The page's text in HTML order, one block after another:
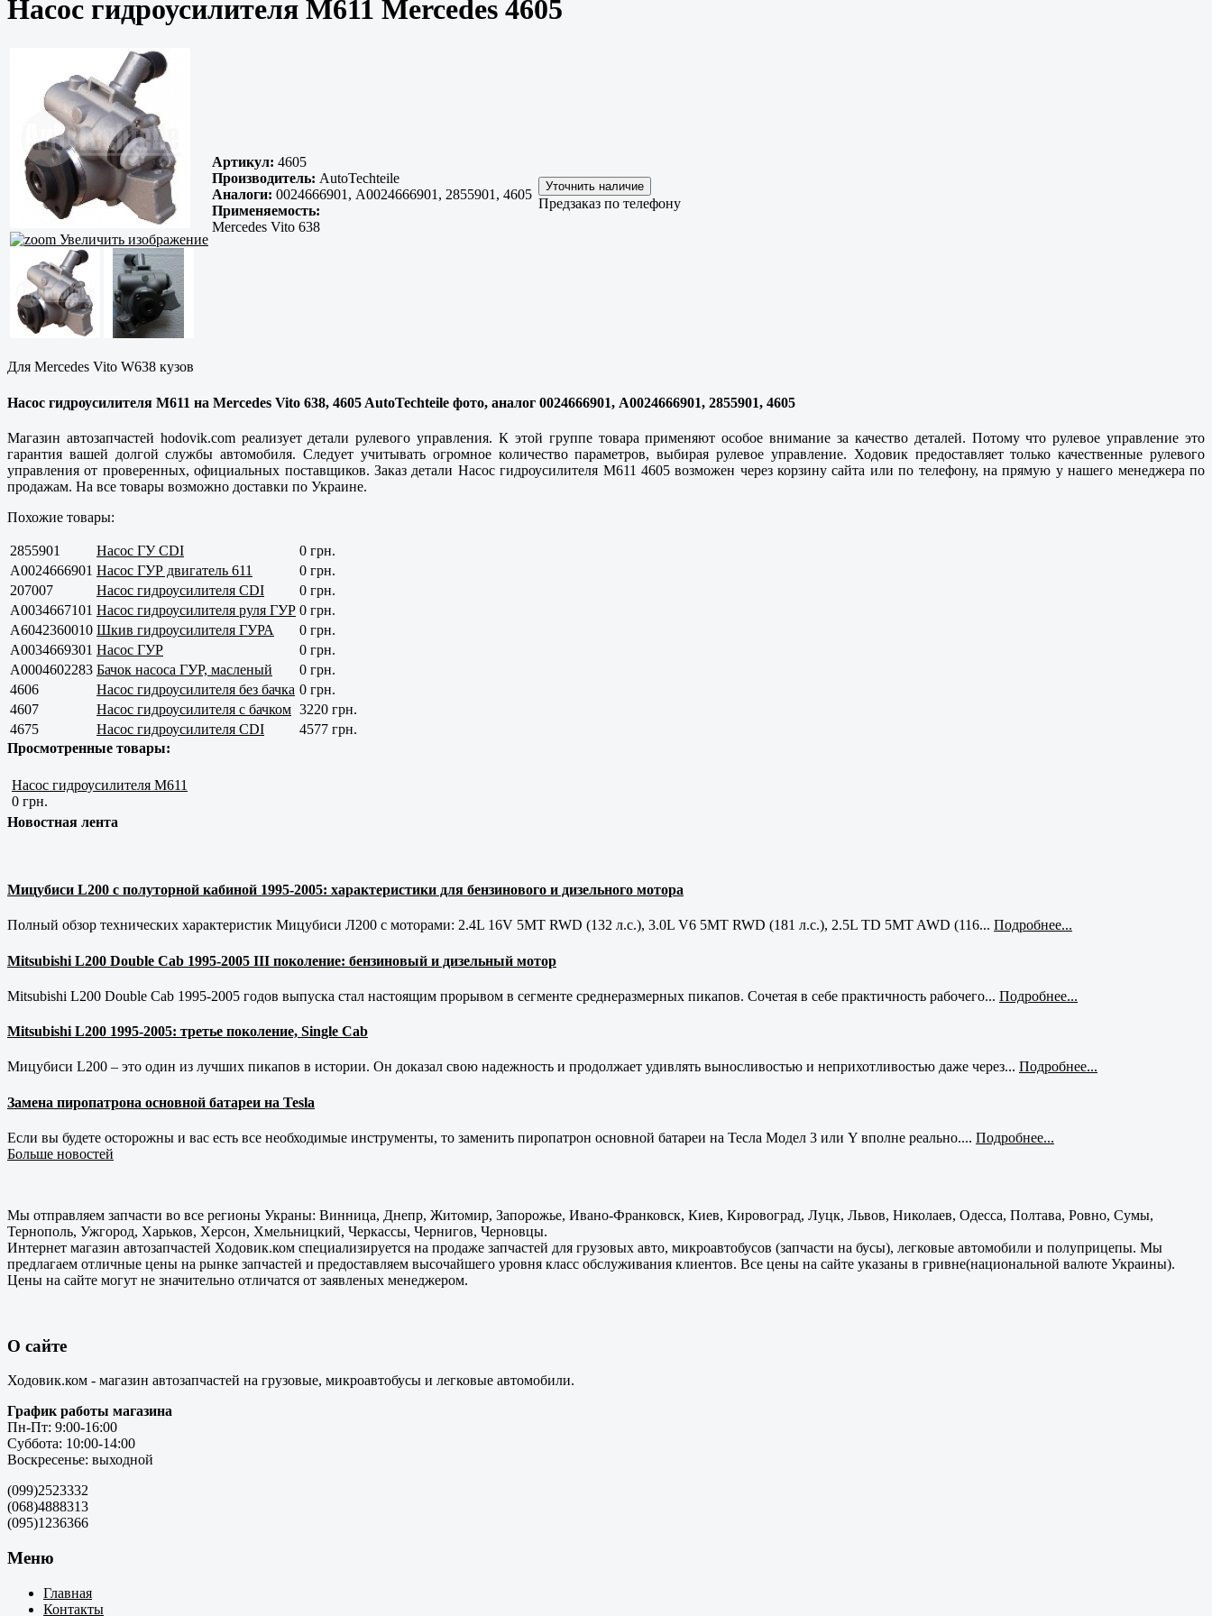
Насос гидроусилителя M611 Mercedes 4605
Увеличить изображение
Артикул: 4605
Производитель: AutoTechteile
Аналоги: 0024666901, A0024666901, 2855901, 4605
Применяемость:
Mercedes Vito 638
Предзаказ по телефону
Для Mercedes Vito W638 кузов
Насос гидроусилителя M611 на Mercedes Vito 638, 4605 AutoTechteile фото, аналог 0024666901, A0024666901, 2855901, 4605
Магазин автозапчастей hodovik.com реализует детали рулевого управления. К этой группе товара применяют особое внимание за качество деталей. Потому что рулевое управление это
гарантия вашей долгой службы автомобиля. Следует учитывать огромное количество параметров, выбирая рулевое управление. Ходовик предоставляет толькокачественные рулевого
управления от проверенных, официальных поставщиков. Заказ детали Насос гидроусилителя M611 4605 возможен через корзину сайта или по телефону, на прямую у нашего менеджера по
продажам. На все товары возможно доставки по Украине.
Похожие товары:
2855901 Насос ГУ CDI
0 грн.
A0024666901 Насос ГУР двигатель 611
0 грн.
207007
Насос гидроусилителя CDI
0 грн.
A0034667101 Насос гидроусилителя руля ГУР 0 грн.
A6042360010 Шкив гидроусилителя ГУРА
0 грн.
A0034669301 Насос ГУР
0 грн.
A0004602283 Бачок насоса ГУР, масленый
0 грн.
4606
Насос гидроусилителя без бачка 0 грн.
4607
Насос гидроусилителя с бачком 3220 грн.
4675
Насос гидроусилителя CDI
4577 грн.
Просмотренные товары:
Насос гидроусилителя M611
0 грн.
Новостная лента
Мицубиси L200 с полуторной кабиной 1995-2005: характеристики для бензинового и дизельного мотора
Полный обзор технических характеристик Мицубиси Л200 с моторами: 2.4L 16V 5MT RWD (132 л.с.), 3.0L V6 5MT RWD (181 л.с.), 2.5L TD 5MT AWD (116... Подробнее...
Mitsubishi L200 Double Cab 1995-2005 III поколение: бензиновый и дизельный мотор
Mitsubishi L200 Double Cab 1995-2005 годов выпуска стал настоящим прорывом в сегменте среднеразмерных пикапов. Сочетая в себе практичность рабочего... Подробнее...
Mitsubishi L200 1995-2005: третье поколение, Single Cab
Мицубиси L200 – это один из лучших пикапов в истории. Он доказал свою надежность и продолжает удивлять выносливостью и неприхотливостью даже через... Подробнее...
Замена пиропатрона основной батареи на Tesla
Если вы будете осторожны и вас есть все необходимые инструменты, то заменить пиропатрон основной батареи на Тесла Модел 3 или Y вполне реально.... Подробнее...
Больше новостей
Мы отправляем запчасти во все регионы Украны: Винница, Днепр, Житомир, Запорожье, Ивано-Франковск, Киев, Кировоград, Луцк, Львов, Николаев, Одесса, Полтава, Ровно, Сумы,
Тернополь, Ужгород, Харьков, Херсон, Хмельницкий, Черкассы, Чернигов, Черновцы.
Интернет магазин автозапчастей Ходовик.ком специализируется на продаже запчастей для грузовых авто, микроавтобусов (запчасти на бусы), легковые автомобили и полуприцепы. Мы
предлагаем отличные цены на рынке запчастей и предоставляем высочайшего уровня класс обслуживания клиентов. Все цены на сайте указаны в гривне(национальной валюте Украины).
Цены на сайте могут не значительно отличатся от заявленых менеджером.
О сайте
Ходовик.ком - магазин автозапчастей на грузовые, микроавтобусы и легковые автомобили.
График работы магазина
Пн-Пт: 9:00-16:00
Суббота: 10:00-14:00
Воскресенье: выходной
(099)2523332
(068)4888313
(095)1236366
Меню
Главная
Контакты